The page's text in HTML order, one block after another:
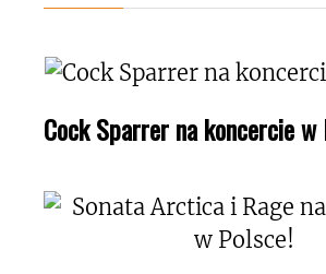
Cock Sparrer na koncercie w